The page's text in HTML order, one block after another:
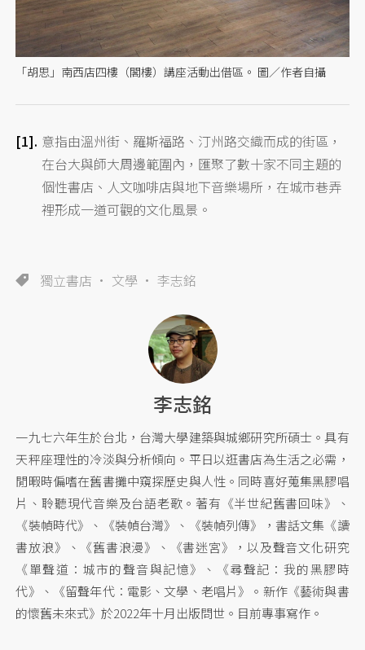
「胡思」南西店四樓（閣樓）講座活動出借區。 圖／作者自攝
意指由溫州街、羅斯福路、汀州路交織而成的街區，
在台大與師大周邊範圍內，匯聚了數十家不同主題的
個性書店、人文咖啡店與地下音樂場所，在城市巷弄
裡形成一道可觀的文化風景。
獨立書店 文學 李志銘
李志銘
一九七六年生於台北，台灣大學建築與城鄉研究所碩士。具有
天秤座理性的冷淡與分析傾向。平日以逛書店為生活之必需，
閒暇時偏嗜在舊書攤中窺探歷史與人性。同時喜好蒐集黑膠唱
片、聆聽現代音樂及台語老歌。著有《半世紀舊書回味》、
《裝幀時代》、《裝幀台灣》、《裝幀列傳》，書話文集《讀
書放浪》、《舊書浪漫》、《書迷宮》，以及聲音文化研究
《單聲道：城市的聲音與記憶》、《尋聲記：我的黑膠時
代》、《留聲年代：電影、文學、老唱片》。新作《藝術與書
的懷舊未來式》於2022年十月出版問世。目前專事寫作。